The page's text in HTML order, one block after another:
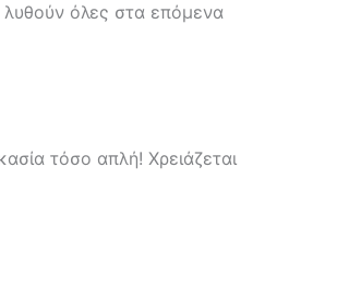
όλες στα επόμενα
τόσο απλή! Χρειάζεται